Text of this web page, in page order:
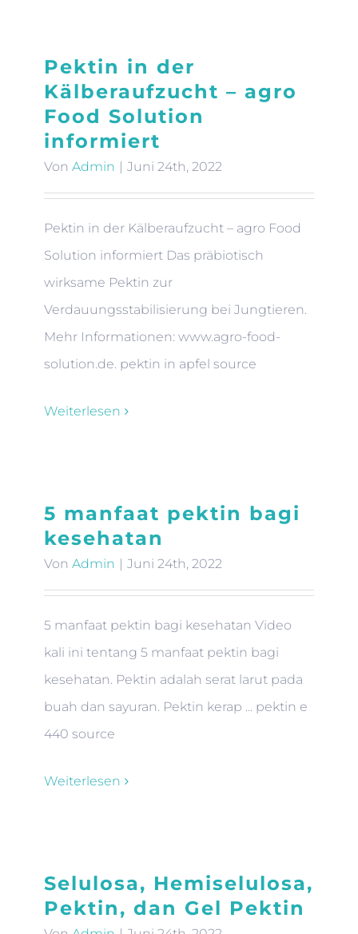
Pektin in der
Kälberaufzucht – agro
Food Solution
informiert
Von Admin | Juni 24th, 2022
Pektin in der Kälberaufzucht – agro Food
Solution informiert Das präbiotisch
wirksame Pektin zur
Verdauungsstabilisierung bei Jungtieren.
Mehr Informationen: www.agro-food-
solution.de. pektin in apfel source
Weiterlesen
5 manfaat pektin bagi
kesehatan
Von Admin | Juni 24th, 2022
5 manfaat pektin bagi kesehatan Video
kali ini tentang 5 manfaat pektin bagi
kesehatan. Pektin adalah serat larut pada
buah dan sayuran. Pektin kerap ... pektin e
440 source
Weiterlesen
Selulosa, Hemiselulosa,
Pektin, dan Gel Pektin